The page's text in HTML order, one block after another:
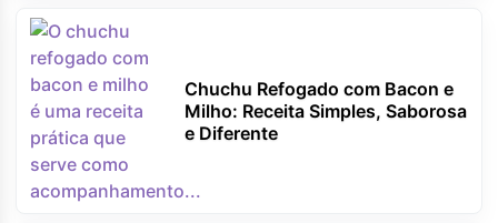
Chuchu Refogado com Bacon e
Milho: Receita Simples, Saborosa
e Diferente